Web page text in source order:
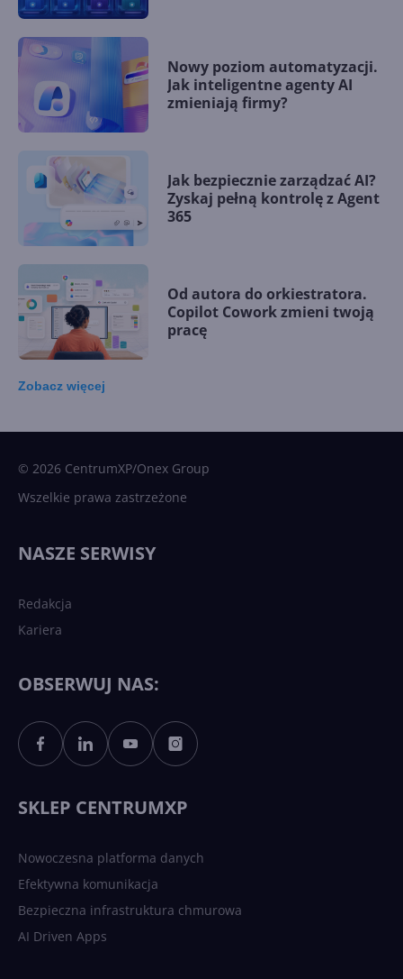
Nowy poziom automatyzacji.
Jak inteligentne agenty AI
zmieniają firmy?
Jak bezpiecznie zarządzać AI?
Zyskaj pełną kontrolę z Agent
365
Od autora do orkiestratora.
Copilot Cowork zmieni twoją
pracę
Sztuczna inteligencja po
polsku. Dość barier
Zobacz więcej
© 2026 CentrumXP/Onex Group
Wszelkie prawa zastrzeżone
NASZE SERWISY
Redakcja
Kariera
OBSERWUJ NAS:
SKLEP CENTRUMXP
Nowoczesna platforma danych
Efektywna komunikacja
Bezpieczna infrastruktura chmurowa
AI Driven Apps